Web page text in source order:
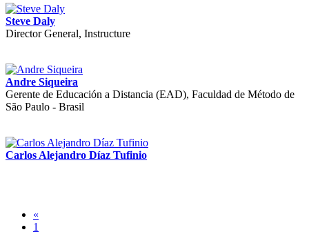
Steve Daly
Director General, Instructure
Andre Siqueira
Gerente de Educación a Distancia (EAD), Faculdad de Método de
São Paulo - Brasil
Carlos Alejandro Díaz Tufinio
«
1